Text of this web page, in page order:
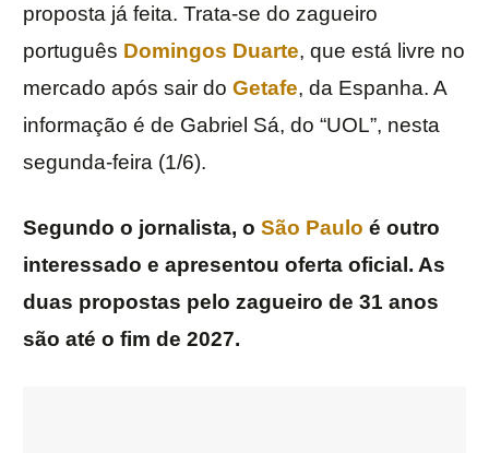
proposta já feita. Trata-se do zagueiro
português Domingos Duarte, que está livre no
mercado após sair do Getafe, da Espanha. A
informação é de Gabriel Sá, do “UOL”, nesta
segunda-feira (1/6).
Segundo o jornalista, o São Paulo é outro
interessado e apresentou oferta oficial. As
duas propostas pelo zagueiro de 31 anos
são até o fim de 2027.